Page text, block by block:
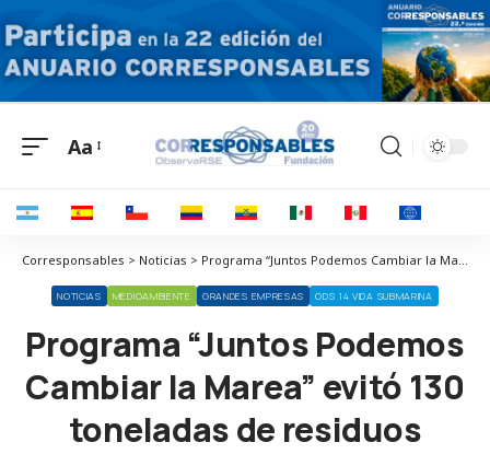
Aa
Corresponsables > Noticias > Programa “Juntos Podemos Cambiar la Marea” evitó 130 toneladas de residuos
NOTICIAS MEDIOAMBIENTE GRANDES EMPRESAS ODS 14 VIDA SUBMARINA
Programa “Juntos Podemos
Cambiar la Marea” evitó 130
toneladas de residuos